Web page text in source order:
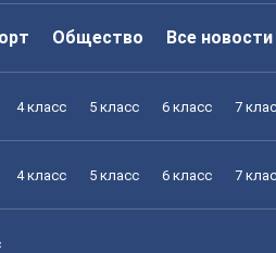
Общество Все новости
4 класс 5 класс 6 класс 7
4 класс 5 класс 6 класс 7